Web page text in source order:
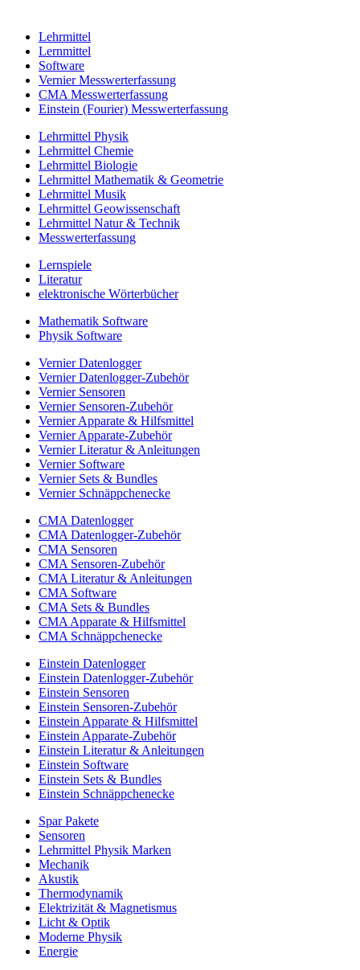
Lehrmittel
Lernmittel
Software
Vernier Messwerterfassung
CMA Messwerterfassung
Einstein (Fourier) Messwerterfassung
Lehrmittel Physik
Lehrmittel Chemie
Lehrmittel Biologie
Lehrmittel Mathematik & Geometrie
Lehrmittel Musik
Lehrmittel Geowissenschaft
Lehrmittel Natur & Technik
Messwerterfassung
Lernspiele
Literatur
elektronische Wörterbücher
Mathematik Software
Physik Software
Vernier Datenlogger
Vernier Datenlogger-Zubehör
Vernier Sensoren
Vernier Sensoren-Zubehör
Vernier Apparate & Hilfsmittel
Vernier Apparate-Zubehör
Vernier Literatur & Anleitungen
Vernier Software
Vernier Sets & Bundles
Vernier Schnäppchenecke
CMA Datenlogger
CMA Datenlogger-Zubehör
CMA Sensoren
CMA Sensoren-Zubehör
CMA Literatur & Anleitungen
CMA Software
CMA Sets & Bundles
CMA Apparate & Hilfsmittel
CMA Schnäppchenecke
Einstein Datenlogger
Einstein Datenlogger-Zubehör
Einstein Sensoren
Einstein Sensoren-Zubehör
Einstein Apparate & Hilfsmittel
Einstein Apparate-Zubehör
Einstein Literatur & Anleitungen
Einstein Software
Einstein Sets & Bundles
Einstein Schnäppchenecke
Spar Pakete
Sensoren
Lehrmittel Physik Marken
Mechanik
Akustik
Thermodynamik
Elektrizität & Magnetismus
Licht & Optik
Moderne Physik
Energie